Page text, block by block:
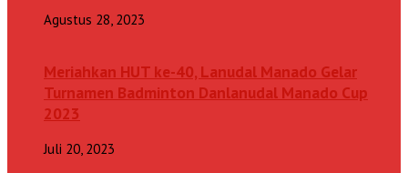
Agustus 28, 2023
Meriahkan HUT ke-40, Lanudal Manado Gelar
Turnamen Badminton Danlanudal Manado Cup
2023
Juli 20, 2023